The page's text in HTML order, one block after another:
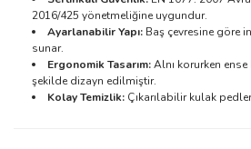
2016/425 yönetmeliğine uygundur.
Ayarlanabilir Yapı: Baş çevresine göre
sunar.
Ergonomik Tasarım:Alnı korurken
şekilde dizayn edilmiştir.
Kolay Temizlik: Çıkarılabilir kulak